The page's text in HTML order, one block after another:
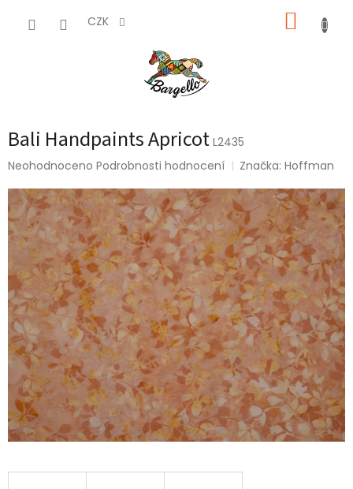
CZK
Bali Handpaints Apricot L2435
Průměrné
produktu
je
0,0
z
5
hvězdiček.
Neohodnoceno Podrobnosti hodnocení Značka:Hoffman